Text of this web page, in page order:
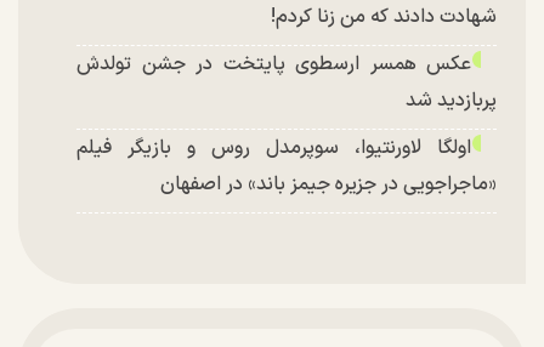
شهادت دادند که من زنا کردم!
عکس همسر ارسطوی پایتخت در جشن تولدش
پربازدید شد
اولگا لاورنتیوا، سوپرمدل روس و بازیگر فیلم
«ماجراجویی در جزیره جیمز باند» در اصفهان